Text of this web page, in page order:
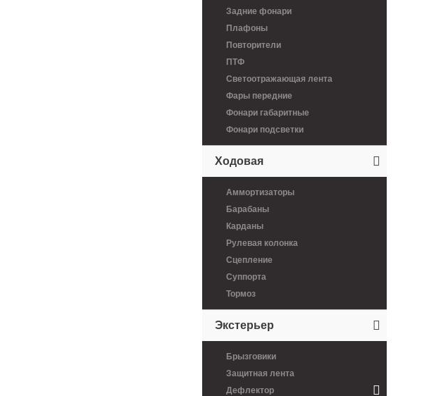
Задние фонари
Плафоны
Повторители
ПТФ
Светоотражающая лента
Фары передние
Фонари габаритные
Фонари подсветки
Ходовая
Аммортизаторы
Барабаны
Карданы
Рулевая колонка
Сцепление
Суппорта
Тормоз
Экстерьер
Брызговики
Защитная лента
Дефлектор